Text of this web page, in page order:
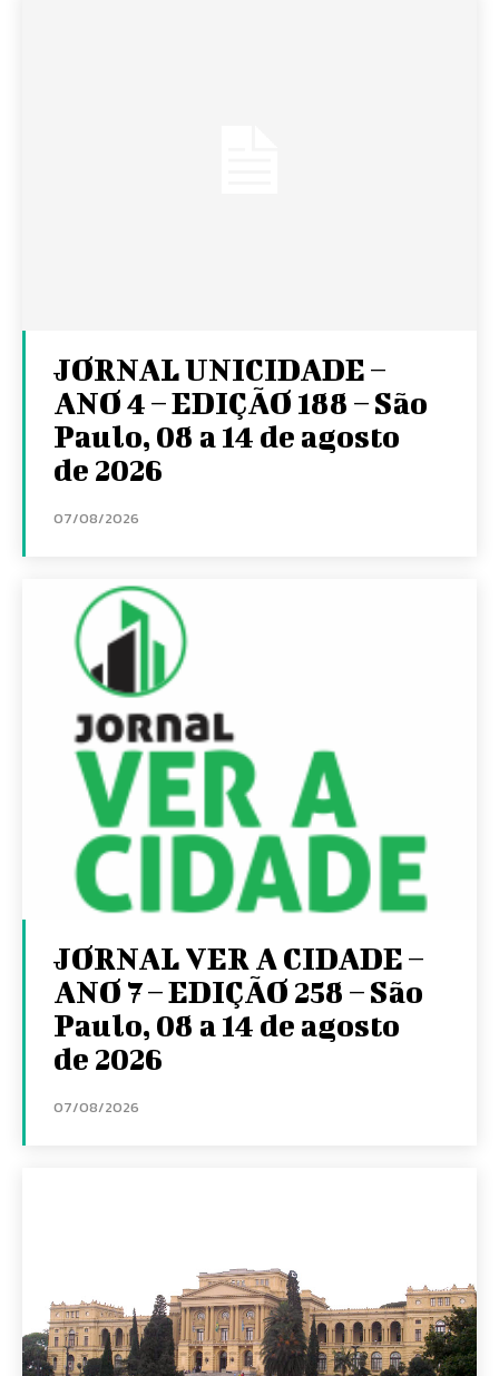
JORNAL UNICIDADE –
ANO 4 – EDIÇÃO 188 – São
Paulo, 08 a 14 de agosto
de 2026
07/08/2026
JORNAL VER A CIDADE –
ANO 7 – EDIÇÃO 258 – São
Paulo, 08 a 14 de agosto
de 2026
07/08/2026